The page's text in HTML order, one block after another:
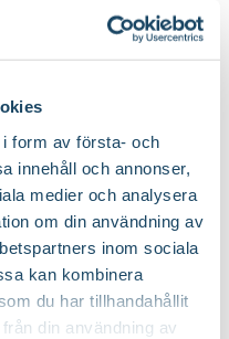
form av första- och
innehåll och annonser,
medier och analysera
om din användning av
inom sociala
kan kombinera
du har tillhandahållit
din användning av
till fuktigt
och rododendronjord